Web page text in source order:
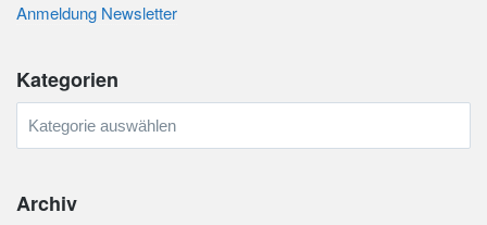
Anmeldung Newsletter
Kategorien
Kategorien
Archiv